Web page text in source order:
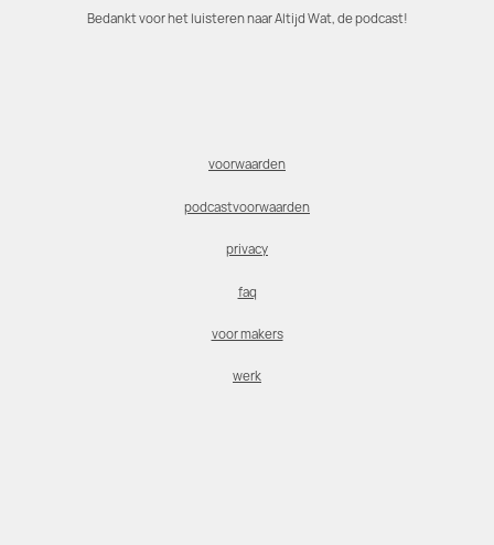
Bedankt voor het luisteren naar Altijd Wat, de podcast!
voorwaarden
podcastvoorwaarden
privacy
faq
voor makers
werk